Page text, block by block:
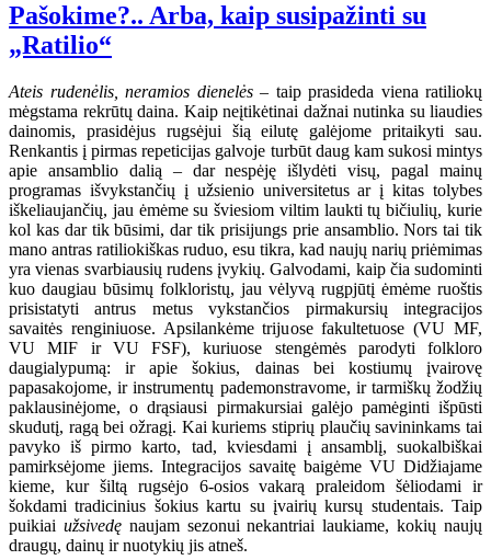
Pašokime?.. Arba, kaip susipažinti su
„Ratilio“
Ateis rudenėlis, neramios dienelės– taip prasideda viena ratiliokų
mėgstama rekrūtų daina. Kaip neįtikėtinai dažnai nutinka su liaudies
dainomis, prasidėjus rugsėjui šią eilutę galėjome pritaikyti sau.
Renkantis į pirmas repeticijas galvoje turbūt daug kam sukosi mintys
apie ansamblio dalią – dar nespėję išlydėti visų, pagal mainų
programas išvykstančių į užsienio universitetus ar į kitas tolybes
iškeliaujančių, jau ėmėme su šviesiom viltim laukti tų bičiulių, kurie
kol kas dar tik būsimi, dar tik prisijungs prie ansamblio. Nors tai tik
mano antras ratiliokiškas ruduo, esu tikra, kad naujų narių priėmimas
yra vienas svarbiausių rudens įvykių. Galvodami, kaip čia sudominti
kuo daugiau būsimų folkloristų, jau vėlyvą rugpjūtį ėmėme ruoštis
prisistatyti antrus metus vykstančios pirmakursių integracijos
savaitės renginiuose. Apsilankėme trijuose fakultetuose (VU MF,
VU MIF ir VU FSF), kuriuose stengėmės parodyti folkloro
daugialypumą: ir apie šokius, dainas bei kostiumų įvairovę
papasakojome, ir instrumentų pademonstravome, ir tarmiškų žodžių
paklausinėjome, o drąsiausi pirmakursiai galėjo pamėginti išpūsti
skudutį, ragą bei ožragį. Kai kuriems stiprių plaučių savininkams tai
pavyko iš pirmo karto, tad, kviesdami į ansamblį, suokalbiškai
pamirksėjome jiems. Integracijos savaitę baigėme VU Didžiajame
kieme, kur šiltą rugsėjo 6-osios vakarą praleidom šėliodami ir
šokdami tradicinius šokius kartu su įvairių kursų studentais. Taip
puikiai užsivedę naujam sezonui nekantriai laukiame, kokių naujų
draugų, dainų ir nuotykių jis atneš.